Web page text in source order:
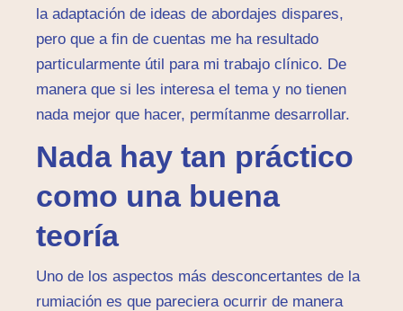
la adaptación de ideas de abordajes dispares,
pero que a fin de cuentas me ha resultado
particularmente útil para mi trabajo clínico. De
manera que si les interesa el tema y no tienen
nada mejor que hacer, permítanme desarrollar.
Nada hay tan práctico
como una buena
teoría
Uno de los aspectos más desconcertantes de la
rumiación es que pareciera ocurrir de manera